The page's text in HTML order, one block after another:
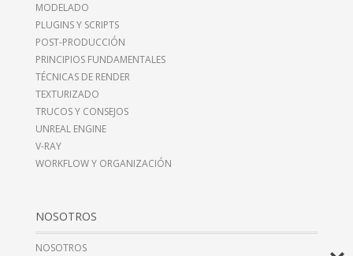
MODELADO
PLUGINS Y SCRIPTS
POST-PRODUCCIÓN
PRINCIPIOS FUNDAMENTALES
TÉCNICAS DE RENDER
TEXTURIZADO
TRUCOS Y CONSEJOS
UNREAL ENGINE
V-RAY
WORKFLOW Y ORGANIZACIÓN
NOSOTROS
NOSOTROS